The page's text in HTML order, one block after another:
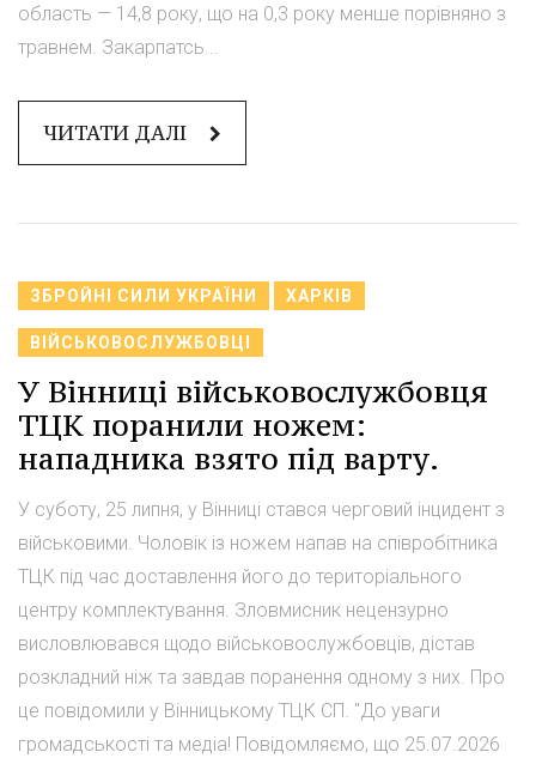
область — 14,8 року, що на 0,3 року менше порівняно з
травнем. Закарпатсь...
ЧИТАТИ ДАЛІ
ЗБРОЙНІ СИЛИ УКРАЇНИ ХАРКІВ
ВІЙСЬКОВОСЛУЖБОВЦІ
У Вінниці військовослужбовця
ТЦК поранили ножем:
нападника взято під варту.
У суботу, 25 липня, у Вінниці стався черговий інцидент з
військовими. Чоловік із ножем напав на співробітника
ТЦК під час доставлення його до територіального
центру комплектування. Зловмисник нецензурно
висловлювався щодо військовослужбовців, дістав
розкладний ніж та завдав поранення одному з них. Про
це повідомили у Вінницькому ТЦК СП. "До уваги
громадськості та медіа! Повідомляємо, що 25.07.2026